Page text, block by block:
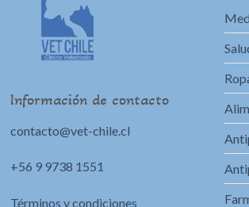
Información de contacto
contacto@vet-chile.cl
+56 9 9738 1551
Términos y condiciones